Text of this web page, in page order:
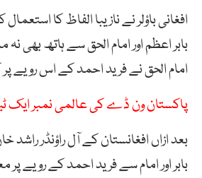
افغانی باؤلر نے نازیبا الفاظ کا
بابر اعظم اور امام الحق سے ہاتھ بھی نہ
امام الحق نے فرید احمد کے اس رویے پر
پاکستان ون ڈے کی عالمی نمبر ایک
بعد ازاں افغانستان کے آل راؤنڈر راشد
بابر اور امام سے فرید احمد کے رویے